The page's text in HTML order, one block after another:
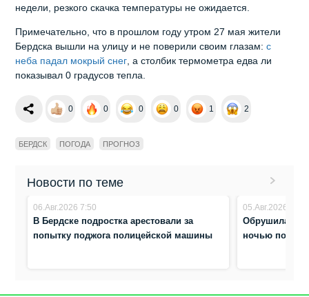
недели, резкого скачка температуры не ожидается.
Примечательно, что в прошлом году утром 27 мая жители
Бердска вышли на улицу и не поверили своим глазам:с
неба падал мокрый снег, а столбик термометра едва ли
показывал 0 градусов тепла.
0 0 0 0 1 2
БЕРДСК ПОГОДА ПРОГНОЗ
Новости по теме
06.Авг.2026 7:50
В Бердске подростка арестовали за
попытку поджога полицейской машины
05.Авг.2026 9:22
Обрушилась
ночью